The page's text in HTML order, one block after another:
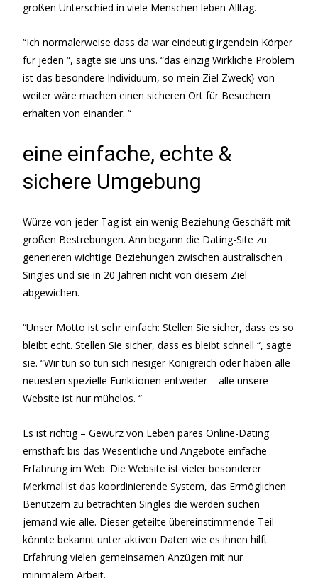
großen Unterschied in viele Menschen leben Alltag.
“Ich normalerweise dass da war eindeutig irgendein Körper
für jeden “, sagte sie uns uns. “das einzig Wirkliche Problem
ist das besondere Individuum, so mein Ziel Zweck} von
weiter wäre machen einen sicheren Ort für Besuchern
erhalten von einander. “
eine einfache, echte &
sichere Umgebung
Würze von jeder Tag ist ein wenig Beziehung Geschäft mit
großen Bestrebungen. Ann begann die Dating-Site zu
generieren wichtige Beziehungen zwischen australischen
Singles und sie in 20 Jahren nicht von diesem Ziel
abgewichen.
“Unser Motto ist sehr einfach: Stellen Sie sicher, dass es so
bleibt echt. Stellen Sie sicher, dass es bleibt schnell “, sagte
sie. “Wir tun so tun sich riesiger Königreich oder haben alle
neuesten spezielle Funktionen entweder – alle unsere
Website ist nur mühelos. “
Es ist richtig – Gewürz von Leben pares Online-Dating
ernsthaft bis das Wesentliche und Angebote einfache
Erfahrung im Web. Die Website ist vieler besonderer
Merkmal ist das koordinierende System, das Ermöglichen
Benutzern zu betrachten Singles die werden suchen
jemand wie alle. Dieser geteilte übereinstimmende Teil
könnte bekannt unter aktiven Daten wie es ihnen hilft
Erfahrung vielen gemeinsamen Anzügen mit nur
minimalem Arbeit.